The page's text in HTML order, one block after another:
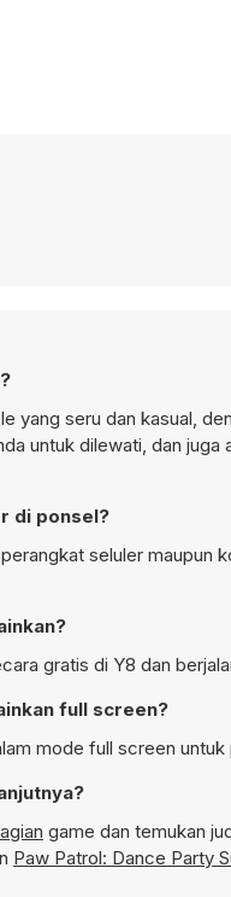
yang seru dan kasual,
untuk dilewati, dan
di ponsel?
seluler
gratis di Y8 dan
full screen?
mode full screen
game dan temukan
Paw Patrol: Dance Party